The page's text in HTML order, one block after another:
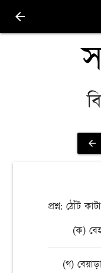
arrow_back
arrow_back
প্রশ্ন: ঠোঁট
(ক)
(গ)